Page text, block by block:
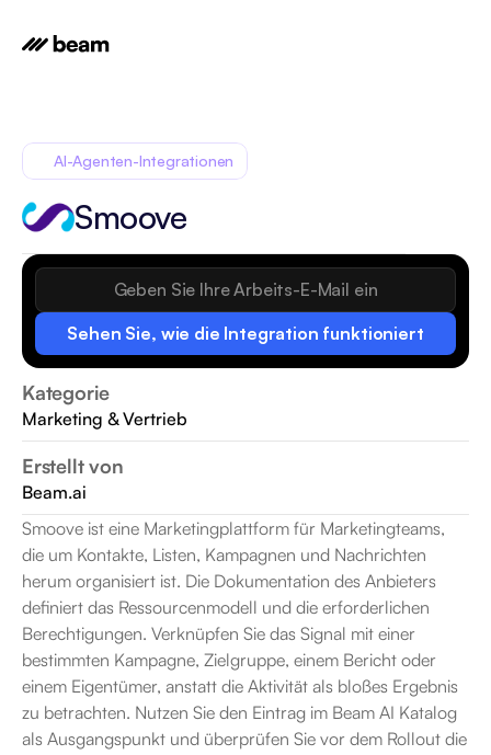
Sehen Sie, wie die Integration funktioniert
Kategorie
Marketing & Vertrieb
Erstellt von
Beam.ai
AI-Agenten-Integrationen
Smoove
Smoove ist eine Marketingplattform für Marketingteams,
die um Kontakte, Listen, Kampagnen und Nachrichten
herum organisiert ist. Die Dokumentation des Anbieters
definiert das Ressourcenmodell und die erforderlichen
Berechtigungen. Verknüpfen Sie das Signal mit einer
bestimmten Kampagne, Zielgruppe, einem Bericht oder
einem Eigentümer, anstatt die Aktivität als bloßes Ergebnis
zu betrachten. Nutzen Sie den Eintrag im Beam AI Katalog
als Ausgangspunkt und überprüfen Sie vor dem Rollout die